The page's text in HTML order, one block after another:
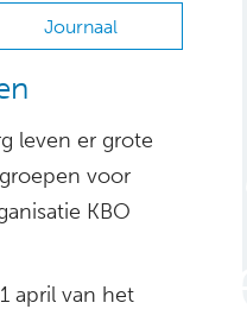
Journaal
leven er grote
voor
KBO
april van het